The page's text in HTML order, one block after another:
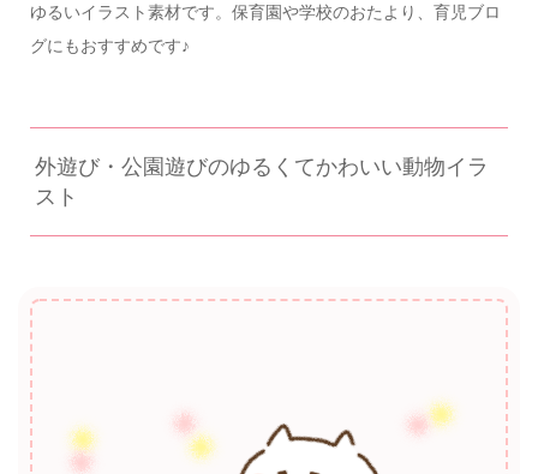
ゆるいイラスト素材です。保育園や学校のおたより、育児ブロ
グにもおすすめです♪
外遊び・公園遊びのゆるくてかわいい動物イラ
スト